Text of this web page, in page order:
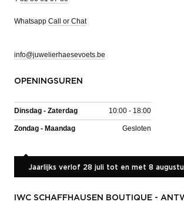
Whatsapp Call or Chat
info@juwelierhaesevoets.be
OPENINGSUREN
Dinsdag - Zaterdag 10:00 - 18:00
Zondag - Maandag Gesloten
Jaarlijks verlof 28 juli tot en met 8
IWC SCHAFFHAUSEN BOUTIQUE -